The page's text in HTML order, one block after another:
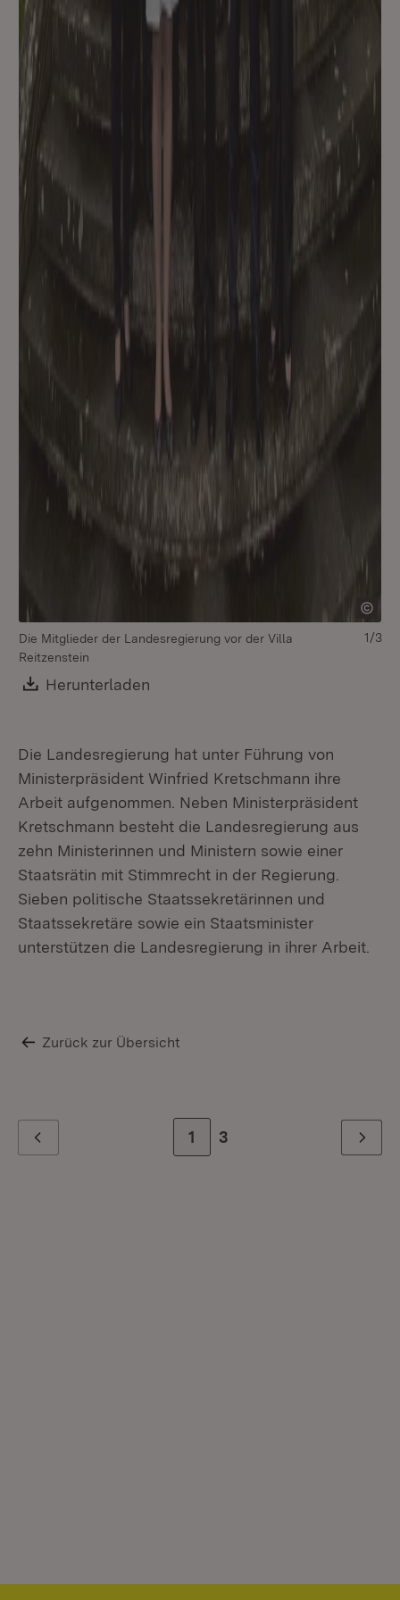
Die Mitglieder der Landesregierung vor der Villa
Reitzenstein
Download:
Herunterladen
1/3
Die Landesregierung hat unter Führung von
Ministerpräsident Winfried Kretschmann ihre
Arbeit aufgenommen. Neben Ministerpräsident
Kretschmann besteht die Landesregierung aus
zehn Ministerinnen und Ministern sowie einer
Staatsrätin mit Stimmrecht in der Regierung.
Sieben politische Staatssekretärinnen und
Staatssekretäre sowie ein Staatsminister
unterstützen die Landesregierung in ihrer Arbeit.
Zurück zur Übersicht
Zur Seite
1 Zur letzten Seite
3 Weiter